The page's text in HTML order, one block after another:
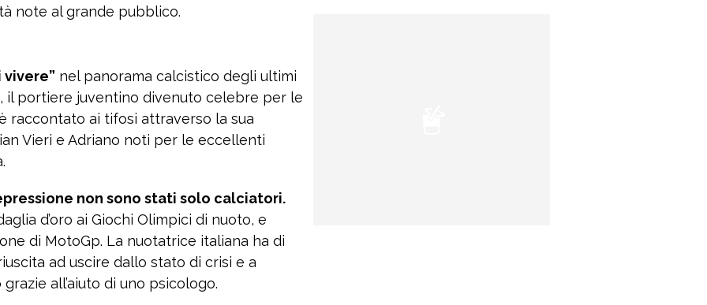
note al grande pubblico.
nel panorama calcistico degli ultimi
il portiere juventino divenuto celebre per le
raccontato ai tifosi attraverso la sua
Vieri e Adriano noti per le eccellenti
non sono stati solo calciatori.
d’oro ai Giochi Olimpici di nuoto, e
di MotoGp. La nuotatrice italiana ha di
ad uscire dallo stato di crisi e a
all’aiuto di uno psicologo.